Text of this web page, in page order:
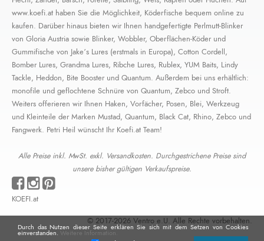
Durch das Nutzen dieser Seite erklären Sie sich mit dem Setzen von Cookies
einverstanden. Weitere Information.
www.koefi.at haben Sie die Möglichkeit, Köderfische bequem online zu
kaufen. Darüber hinaus bieten wir Ihnen handgefertigte Perlmutt-Blinker
von Gloria Austria sowie Blinker, Wobbler, Oberflächen-Köder und
Gummifische von Jake’s Lures (erstmals in Europa), Cotton Cordell,
Bomber Lures, Grandma Lures, Ribche Lures, Rublex, YUM Baits, Lindy
Tackle, Heddon, Bite Booster und Quantum. Außerdem bei uns erhältlich:
monofile und geflochtene Schnüre von Quantum, Zebco und Stroft.
Weiters offerieren wir Ihnen Haken, Vorfächer, Posen, Blei, Werkzeug
und Kleinteile der Marken Mustad, Quantum, Black Cat, Rhino, Zebco und
Fangwerk. Petri Heil wünscht Ihr Koefi.at Team!
Alle Preise inkl. MwSt. exkl. Versandkosten. Durchgestrichene Preise sind
unsere bisher gültigen Verkaufspreise.
KOEFI.at
© 2017-2026 Ventro e.U. Alle Rechte vorbehalten.